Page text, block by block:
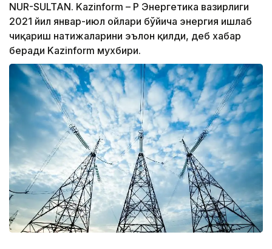
NUR-SULTAN. Kazinform – ҚР Энергетика вазирлиги
2021 йил январ-июл ойлари бўйича энергия ишлаб
чиқариш натижаларини эълон қилди, деб хабар
беради Kazinform мухбири.